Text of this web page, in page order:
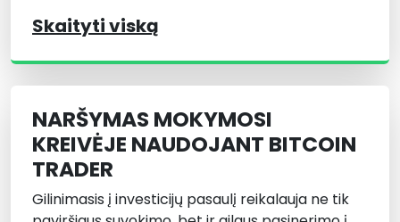
Skaityti viską
NARŠYMAS MOKYMOSI
KREIVĖJE NAUDOJANT BITCOIN
TRADER
Gilinimasis į investicijų pasaulį reikalauja ne tik